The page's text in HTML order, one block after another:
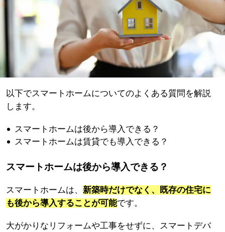
以下でスマートホームについてのよくある質問を解説
します。
スマートホームは後から導入できる？
スマートホームは賃貸でも導入できる？
スマートホームは後から導入できる？
スマートホームは、 新築時だけでなく、既存の住宅に
も後から導入することが可能です。
大がかりなリフォームや工事をせずに、スマートデバ